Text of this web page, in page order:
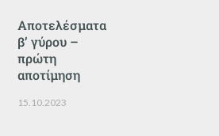
Αποτελέσματα
β’ γύρου –
πρώτη
αποτίμηση
15.10.2023